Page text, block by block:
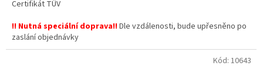
Certifikát TÜV
!! Nutná speciální doprava!!Dle vzdálenosti, bude upřesněno po
zaslání objednávky
Kód: 10643